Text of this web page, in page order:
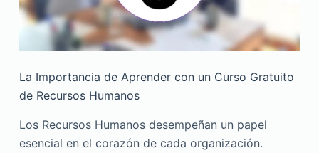
La Importancia de Aprender con un Curso Gratuito
de Recursos Humanos
Los Recursos Humanos desempeñan un papel
esencial en el corazón de cada organización.